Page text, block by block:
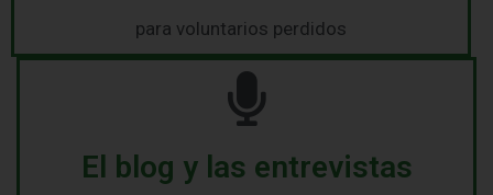
para voluntarios perdidos
El blog y las entrevistas